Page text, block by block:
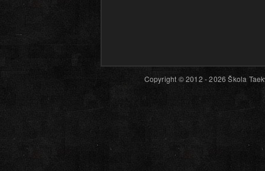
Copyright © 2012 - 2026 Škola